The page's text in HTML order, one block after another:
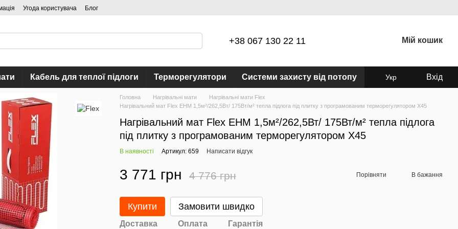
Угода користувача Блог
+38 067 130 22 11 Мій кошик
Кабель для теплої підлоги Терморегулятори Системи захисту від потопу Укр Вхід
Головна Нагрівальні мати
Нагрівальні мати Flex
Нагрівальний мат Flex EHM 1,5м²/262,5Вт/ 175Вт/м² тепла підлога під плитку з програмованим терморегулятором Х45
Нагрівальний мат Flex EHM 1,5м²/262,5Вт/ 175Вт/м² тепла підлога
під плитку з програмованим терморегулятором Х45
В наявності Артикул: 659 Написати відгук
3 771 грн 4 776 грн Порівняти В бажання
Купити Замовити швидко
Доставка Оплата Гарантія